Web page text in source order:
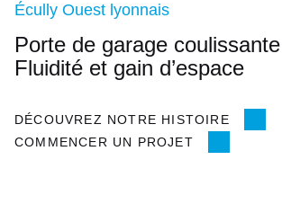
Écully Ouest lyonnais
Porte de garage
Fluidité et gain d’espace
DÉCOUVREZ NOTRE HISTOIRE
COMMENCER UN PROJET